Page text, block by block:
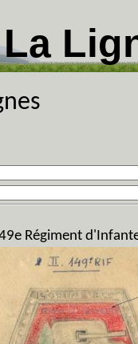
La
Régiment